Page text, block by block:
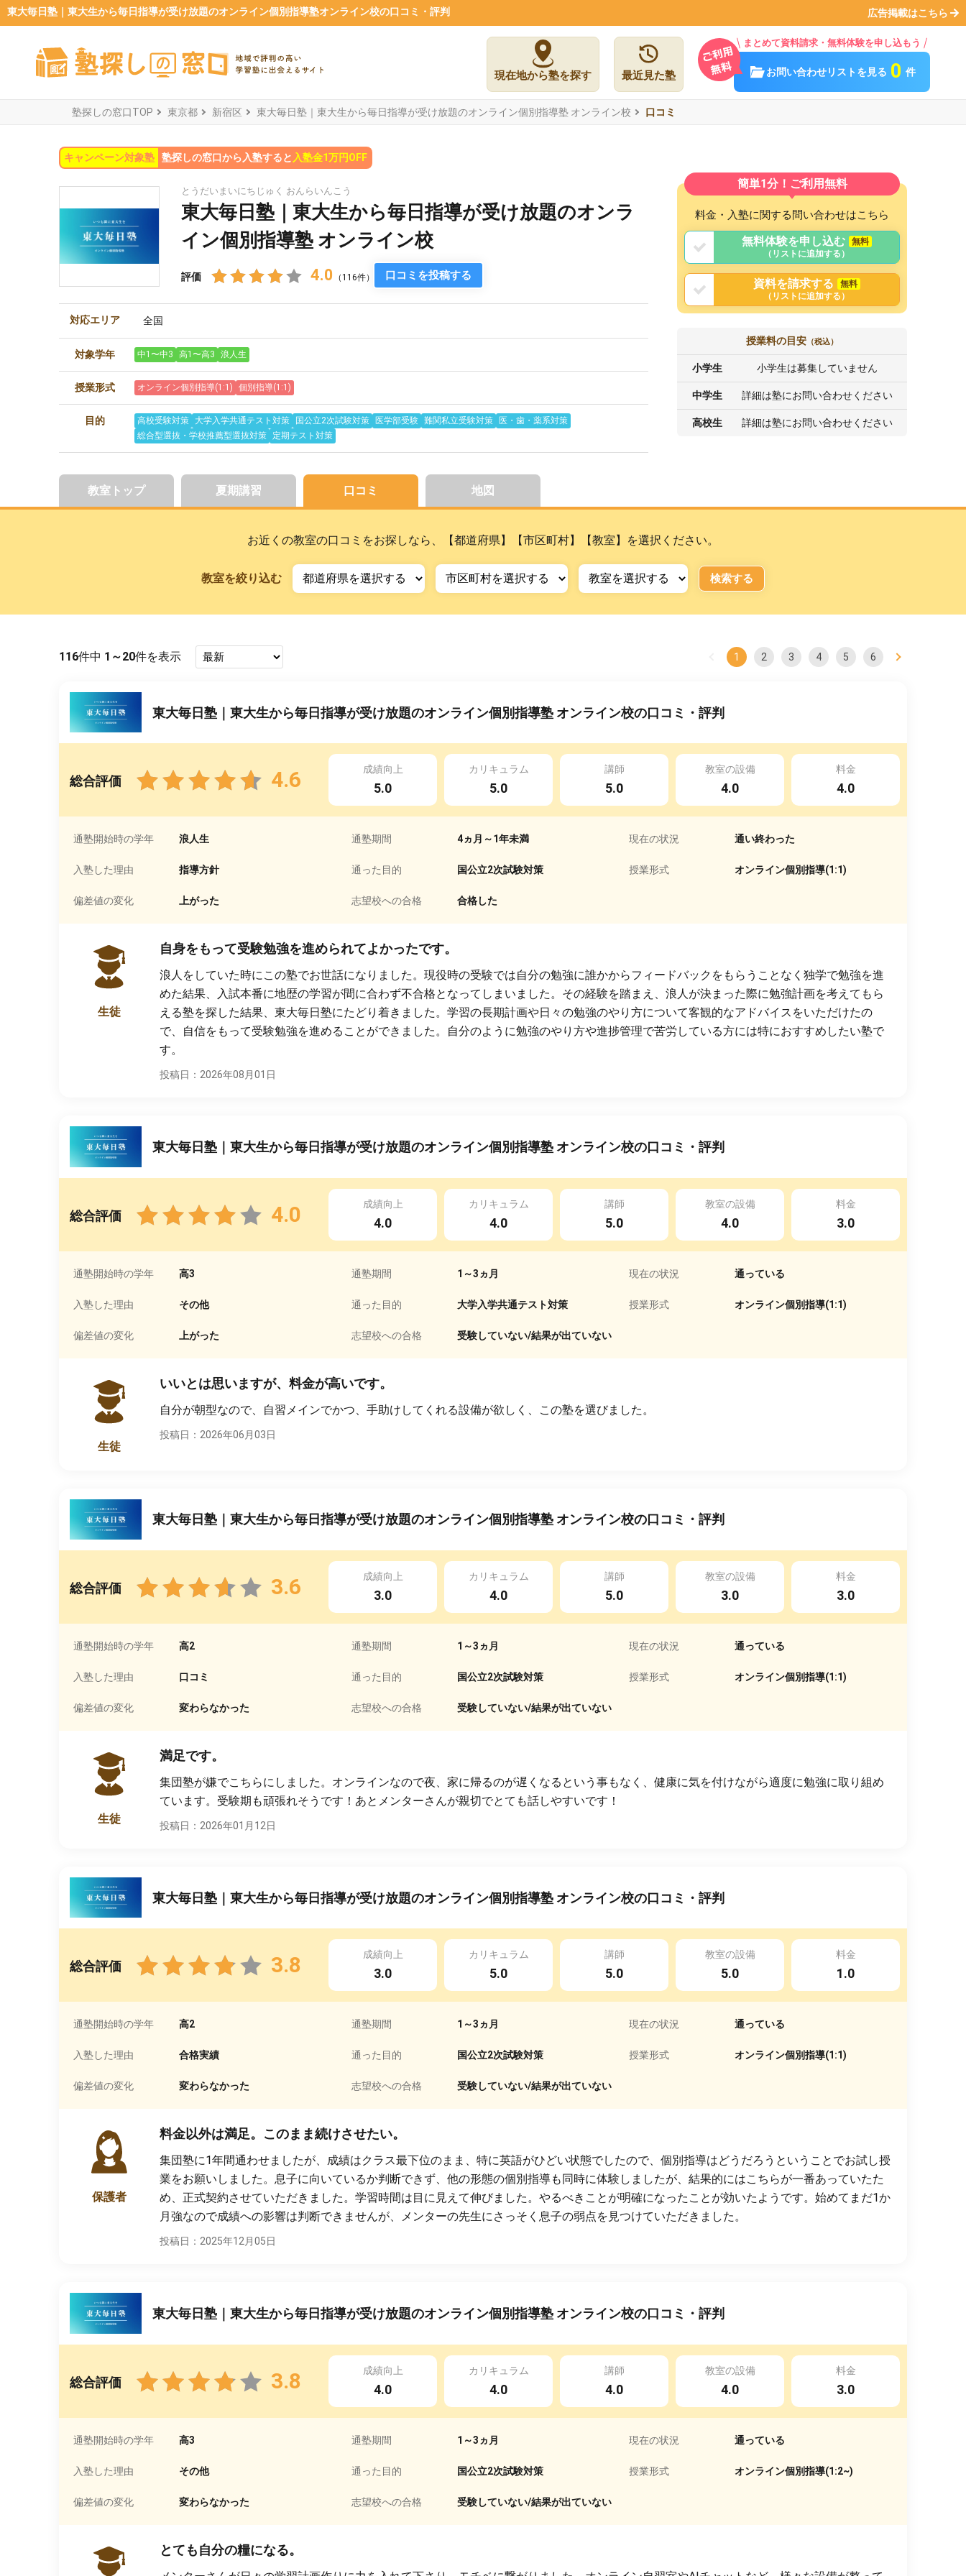
東大毎日塾｜東大生から毎日指導が受け放題のオンライン個別指導塾オンライン校の口コミ・評判 広告掲載はこちら
現在地から塾を探す 最近見た塾
まとめて資料請求・無料体験を申し込もう
お問い合わせリストを見る 0 件
塾探しの窓口TOP 東京都 新宿区 東大毎日塾｜東大生から毎日指導が受け放題のオンライン個別指導塾 オンライン校 口コミ
キャンペーン対象塾 塾探しの窓口から入塾すると 入塾金1万円OFF
とうだいまいにちじゅく おんらいんこう
東大毎日塾｜東大生から毎日指導が受け放題のオンラ
イン個別指導塾 オンライン校
評価 4.0 （116件） 口コミを投稿する
対応エリア 全国
対象学年 中1〜中3 高1〜高3 浪人生
授業形式 オンライン個別指導(1:1) 個別指導(1:1)
目的 高校受験対策 大学入学共通テスト対策 国公立2次試験対策 医学部受験 難関私立受験対策
医・歯・薬系対策
総合型選抜・学校推薦型選抜対策
定期テスト対策
簡単1分！ご利用無料
料金・入塾に関する問い合わせはこちら
無料体験を申し込む
無料
（リストに追加する）
資料を請求する
無料
（リストに追加する）
授業料の目安 （税込）
小学生 小学生は募集していません
中学生 詳細は塾にお問い合わせください
高校生 詳細は塾にお問い合わせください
教室トップ 夏期講習 口コミ 地図
お近くの教室の口コミをお探しなら、【都道府県】【市区町村】【教室】を選択ください。
教室を絞り込む 検索する
116件中 1～20件を表示 1 2 3 4 5 6
東大毎日塾｜東大生から毎日指導が受け放題のオンライン個別指導塾 オンライン校の口コミ・評判
総合評価 4.6 成績向上
5.0
カリキュラム
5.0
講師
5.0
教室の設備
4.0
料金
4.0
通塾開始時の学年 浪人生 通塾期間 4ヵ月～1年未満 現在の状況 通い終わった
入塾した理由 指導方針 通った目的 国公立2次試験対策 授業形式 オンライン個別指導(1:1)
偏差値の変化 上がった 志望校への合格 合格した
生徒
自身をもって受験勉強を進められてよかったです。
浪人をしていた時にこの塾でお世話になりました。現役時の受験では自分の勉強に誰かからフィードバックをもらうことなく独学で勉強を進
めた結果、入試本番に地歴の学習が間に合わず不合格となってしまいました。その経験を踏まえ、浪人が決まった際に勉強計画を考えてもら
える塾を探した結果、東大毎日塾にたどり着きました。学習の長期計画や日々の勉強のやり方について客観的なアドバイスをいただけたの
で、自信をもって受験勉強を進めることができました。自分のように勉強のやり方や進捗管理で苦労している方には特におすすめしたい塾で
す。
投稿日：2026年08月01日
東大毎日塾｜東大生から毎日指導が受け放題のオンライン個別指導塾 オンライン校の口コミ・評判
総合評価 4.0 成績向上
4.0
カリキュラム
4.0
講師
5.0
教室の設備
4.0
料金
3.0
通塾開始時の学年 高3 通塾期間 1～3ヵ月 現在の状況 通っている
入塾した理由 その他 通った目的 大学入学共通テスト対策 授業形式 オンライン個別指導(1:1)
偏差値の変化 上がった 志望校への合格 受験していない/結果が出ていない
生徒
いいとは思いますが、料金が高いです。
自分が朝型なので、自習メインでかつ、手助けしてくれる設備が欲しく、この塾を選びました。
投稿日：2026年06月03日
東大毎日塾｜東大生から毎日指導が受け放題のオンライン個別指導塾 オンライン校の口コミ・評判
総合評価 3.6 成績向上
3.0
カリキュラム
4.0
講師
5.0
教室の設備
3.0
料金
3.0
通塾開始時の学年 高2 通塾期間 1～3ヵ月 現在の状況 通っている
入塾した理由 口コミ 通った目的 国公立2次試験対策 授業形式 オンライン個別指導(1:1)
偏差値の変化 変わらなかった 志望校への合格 受験していない/結果が出ていない
生徒
満足です。
集団塾が嫌でこちらにしました。オンラインなので夜、家に帰るのが遅くなるという事もなく、健康に気を付けながら適度に勉強に取り組め
ています。受験期も頑張れそうです！あとメンターさんが親切でとても話しやすいです！
投稿日：2026年01月12日
東大毎日塾｜東大生から毎日指導が受け放題のオンライン個別指導塾 オンライン校の口コミ・評判
総合評価 3.8 成績向上
3.0
カリキュラム
5.0
講師
5.0
教室の設備
5.0
料金
1.0
通塾開始時の学年 高2 通塾期間 1～3ヵ月 現在の状況 通っている
入塾した理由 合格実績 通った目的 国公立2次試験対策 授業形式 オンライン個別指導(1:1)
偏差値の変化 変わらなかった 志望校への合格 受験していない/結果が出ていない
保護者
料金以外は満足。このまま続けさせたい。
集団塾に1年間通わせましたが、成績はクラス最下位のまま、特に英語がひどい状態でしたので、個別指導はどうだろうということでお試し授
業をお願いしました。息子に向いているか判断できず、他の形態の個別指導も同時に体験しましたが、結果的にはこちらが一番あっていたた
め、正式契約させていただきました。学習時間は目に見えて伸びました。やるべきことが明確になったことが効いたようです。始めてまだ1か
月強なので成績への影響は判断できませんが、メンターの先生にさっそく息子の弱点を見つけていただきました。
投稿日：2025年12月05日
東大毎日塾｜東大生から毎日指導が受け放題のオンライン個別指導塾 オンライン校の口コミ・評判
総合評価 3.8 成績向上
4.0
カリキュラム
4.0
講師
4.0
教室の設備
4.0
料金
3.0
通塾開始時の学年 高3 通塾期間 1～3ヵ月 現在の状況 通っている
入塾した理由 その他 通った目的 国公立2次試験対策 授業形式 オンライン個別指導(1:2~)
偏差値の変化 変わらなかった 志望校への合格 受験していない/結果が出ていない
とても自分の糧になる。